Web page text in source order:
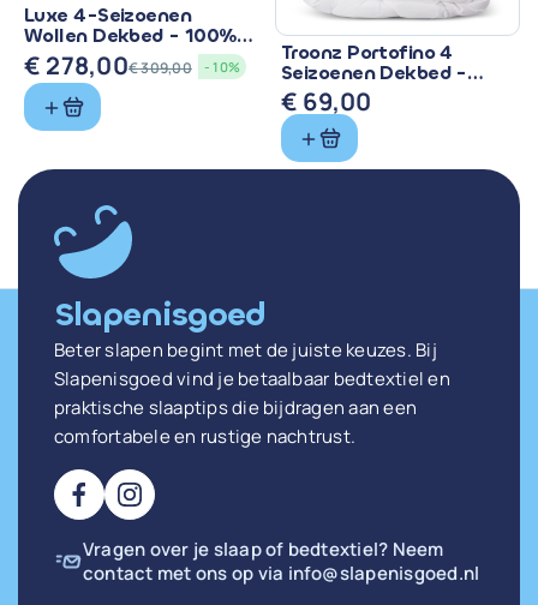
Luxe 4-Seizoenen
Wollen Dekbed - 100%
Zuiver Scheerwol
€309,00
Oorspronkelijke
prijs
€ 309,00.
€ 278,00
Huidige
prijs
€ 278,00.
- 10%
Troonz Portofino 4
Seizoenen Dekbed -
Comfort voor Elk
Seizoen
€ 69,00
Slapenisgoed
Beter slapen begint met de juiste keuzes. Bij
Slapenisgoed vind je betaalbaar bedtextiel en
praktische slaaptips die bijdragen aan een
comfortabele en rustige nachtrust.
Vragen over je slaap of bedtextiel? Neem
contact met ons op via info@slapenisgoed.nl